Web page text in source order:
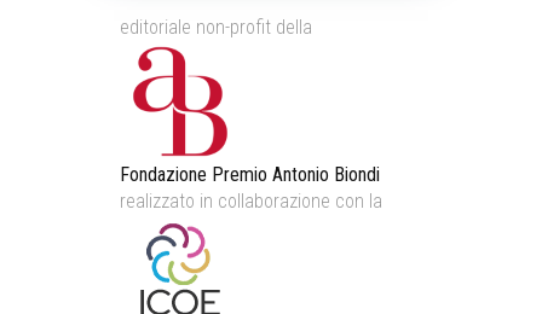
editoriale non-profit della
Fondazione Premio Antonio Biondi
realizzato in collaborazione con la